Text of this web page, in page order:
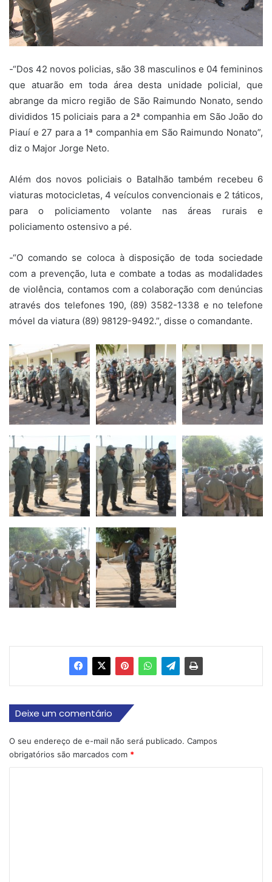
-“Dos 42 novos policias, são 38 masculinos e 04 femininos
que atuarão em toda área desta unidade policial, que
abrange da micro região de São Raimundo Nonato, sendo
divididos 15 policiais para a 2ª companhia em São João do
Piauí e 27 para a 1ª companhia em São Raimundo Nonato”,
diz o Major Jorge Neto.
Além dos novos policiais o Batalhão também recebeu 6
viaturas motocicletas, 4 veículos convencionais e 2 táticos,
para o policiamento volante nas áreas rurais e
policiamento ostensivo a pé.
-“O comando se coloca à disposição de toda sociedade
com a prevenção, luta e combate a todas as modalidades
de violência, contamos com a colaboração com denúncias
através dos telefones 190, (89) 3582-1338 e no telefone
móvel da viatura (89) 98129-9492.”, disse o comandante.
Deixe um comentário
O seu endereço de e-mail não será publicado. Campos
obrigatórios são marcados com *